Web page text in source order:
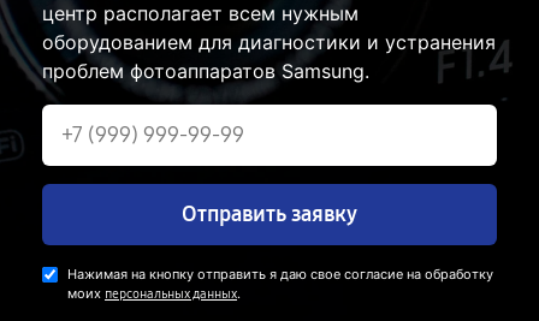
центр располагает всем нужным
оборудованием для диагностики и устранения
проблем фотоаппаратов Samsung.
Отправить заявку
Нажимая на кнопку отправить я даю свое согласие на обработку
моих персональных данных.